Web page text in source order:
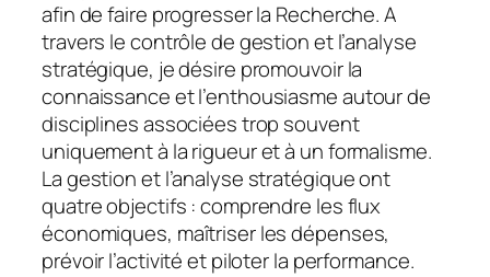
afin de faire progresser la Recherche. A
travers le contrôle de gestion et l’analyse
stratégique, je désire promouvoir la
connaissance et l’enthousiasme autour de
disciplines associées trop souvent
uniquement à la rigueur et à un formalisme.
La gestion et l’analyse stratégique ont
quatre objectifs : comprendre les flux
économiques, maîtriser les dépenses,
prévoir l’activité et piloter la performance.